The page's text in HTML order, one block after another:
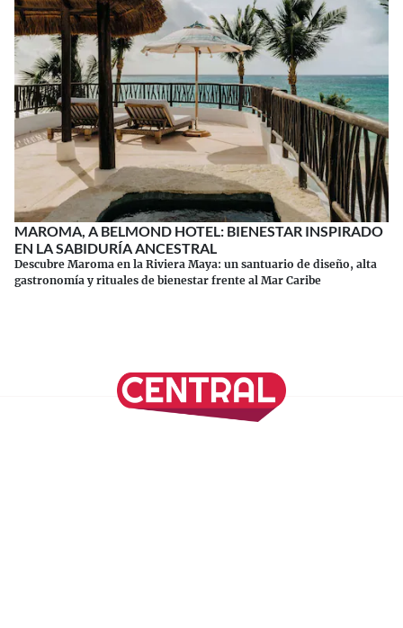
MAROMA, A BELMOND HOTEL: BIENESTAR INSPIRADO
EN LA SABIDURÍA ANCESTRAL
Descubre Maroma en la Riviera Maya: un santuario de diseño, alta
gastronomía y rituales de bienestar frente al Mar Caribe